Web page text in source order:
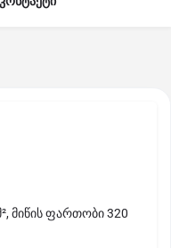
მიწის ფართობი 320